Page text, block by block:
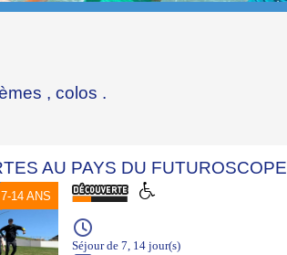
, colos .
AU PAYS DU FUTUROSCOPE
7-14 ANS
Séjour de 7, 14 jour(s)